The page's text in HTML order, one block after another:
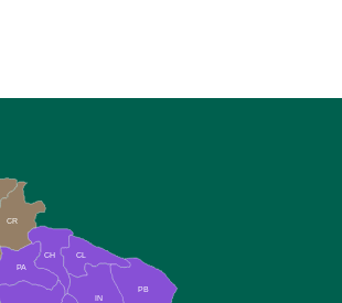
CR
PA
CH CL
PB
IN